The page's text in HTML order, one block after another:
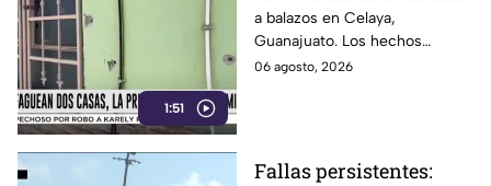
1:51
consecutiva
a balazos en Celaya,
Guanajuato. Los hechos
ocurrieron en la Col. Emiliano
06 agosto, 2026
Fallas persistentes: